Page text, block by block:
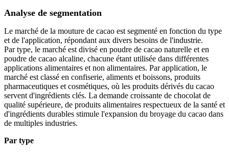
Analyse de segmentation
Le marché de la mouture de cacao est segmenté en fonction du type
et de l'application, répondant aux divers besoins de l'industrie.
Par type, le marché est divisé en poudre de cacao naturelle et en
poudre de cacao alcaline, chacune étant utilisée dans différentes
applications alimentaires et non alimentaires. Par application, le
marché est classé en confiserie, aliments et boissons, produits
pharmaceutiques et cosmétiques, où les produits dérivés du cacao
servent d'ingrédients clés. La demande croissante de chocolat de
qualité supérieure, de produits alimentaires respectueux de la santé et
d'ingrédients durables stimule l'expansion du broyage du cacao dans
de multiples industries.
Par type